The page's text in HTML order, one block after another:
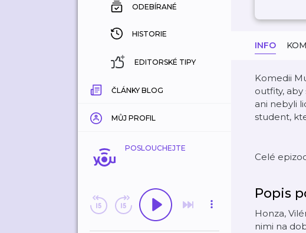
ODEBÍRANÉ
HISTORIE
EDITORSKÉ TIPY
ČLÁNKY BLOG
MŮJ PROFIL
POSLOUCHEJTE
INFO
Komedii
outfity,
ani nebyli
student,
Celé
Popis
Honza,
nimi na